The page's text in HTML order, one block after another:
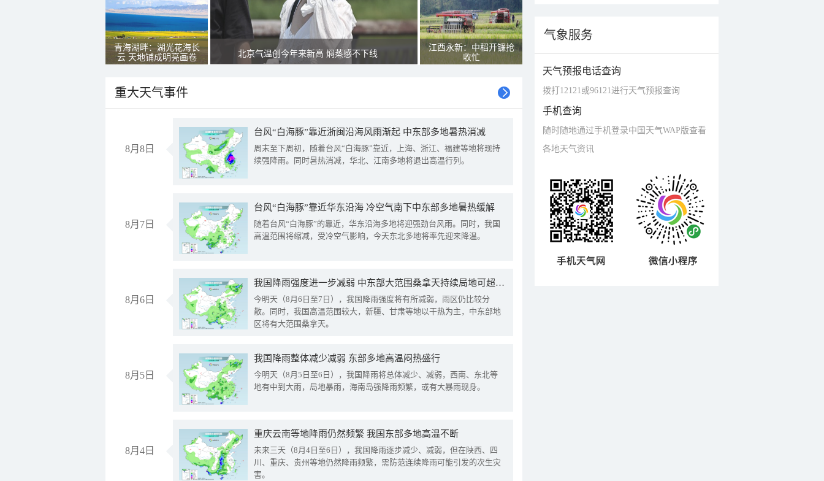
青海湖畔：湖光花海长
云 天地铺成明亮画卷
北京气温创今年来新高 焖蒸感不下线
江西永新：中稻开镰抢
收忙
重大天气事件
8月8日
台风“白海豚”靠近浙闽沿海风雨渐起 中东部多地暑热消减
周末至下周初，随着台风“白海豚”靠近，上海、浙江、福建等地将现持
续强降雨。同时暑热消减，华北、江南多地将退出高温行列。
8月7日
台风“白海豚”靠近华东沿海 冷空气南下中东部多地暑热缓解
随着台风“白海豚”的靠近，华东沿海多地将迎强劲台风雨。同时，我国
高温范围将缩减，受冷空气影响，今天东北多地将率先迎来降温。
8月6日
我国降雨强度进一步减弱 中东部大范围桑拿天持续局地可超38℃
今明天（8月6日至7日），我国降雨强度将有所减弱，雨区仍比较分
散。同时，我国高温范围较大，新疆、甘肃等地以干热为主，中东部地
区将有大范围桑拿天。
8月5日
我国降雨整体减少减弱 东部多地高温闷热盛行
今明天（8月5日至6日），我国降雨将总体减少、减弱，西南、东北等
地有中到大雨，局地暴雨，海南岛强降雨频繁，或有大暴雨现身。
8月4日
重庆云南等地降雨仍然频繁 我国东部多地高温不断
未来三天（8月4日至6日），我国降雨逐步减少、减弱，但在陕西、四
川、重庆、贵州等地仍然降雨频繁，需防范连续降雨可能引发的次生灾
害。
气象服务
天气预报电话查询
拨打12121或96121进行天气预报查询
手机查询
随时随地通过手机登录中国天气WAP版查看
各地天气资讯